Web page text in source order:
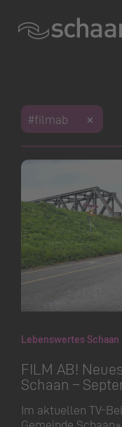
#filmab
Lebenswertes Schaan
FILM AB!
Schaan –
Im aktuellen TV-